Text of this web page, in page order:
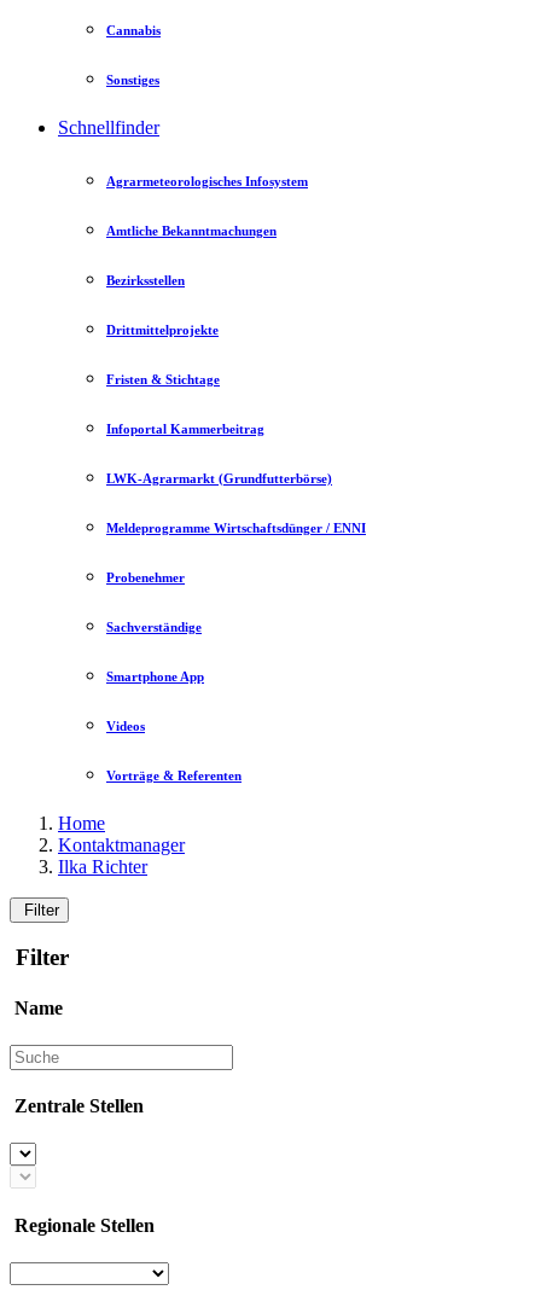
Cannabis
Sonstiges
Schnellfinder
Agrarmeteorologisches Infosystem
Amtliche Bekanntmachungen
Bezirksstellen
Drittmittelprojekte
Fristen & Stichtage
Infoportal Kammerbeitrag
LWK-Agrarmarkt (Grundfutterbörse)
Meldeprogramme Wirtschaftsdünger / ENNI
Probenehmer
Sachverständige
Smartphone App
Videos
Vorträge & Referenten
Home
Kontaktmanager
Ilka Richter
Filter
Filter
Name
Zentrale Stellen
Regionale Stellen